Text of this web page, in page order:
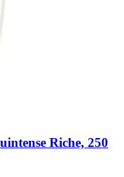
Riche, 250